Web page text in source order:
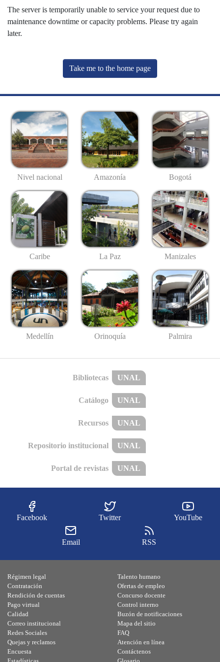
The server is temporarily unable to service your request due to
maintenance downtime or capacity problems. Please try again
later.
Take me to the home page
Nivel nacional Amazonía Bogotá
Caribe La Paz Manizales
Medellín Orinoquía Palmira
Bibliotecas UNAL
Catálogo UNAL
Recursos UNAL
Repositorio institucional UNAL
Portal de revistas UNAL
Facebook Twitter YouTube
Email RSS
Régimen legal
Contratación
Rendición de cuentas
Pago virtual
Calidad
Talento humano
Ofertas de empleo
Concurso docente
Control interno
Buzón de notificaciones
Correo institucional
Redes Sociales
Quejas y reclamos
Encuesta
Mapa del sitio
FAQ
Atención en línea
Contáctenos